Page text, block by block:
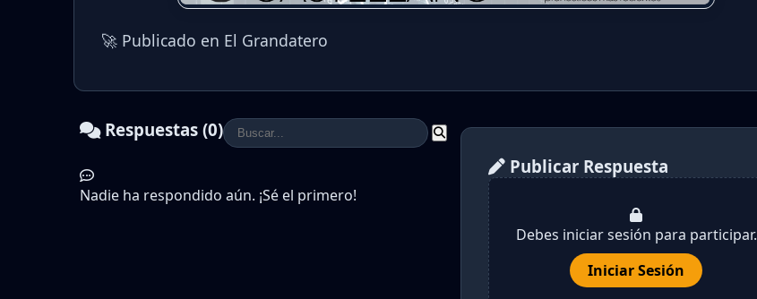
🚀 Publicado en El Grandatero
Respuestas (0)
Nadie ha respondido aún. ¡Sé el primero!
Publicar Respuesta
Debes iniciar sesión para participar.
Iniciar Sesión